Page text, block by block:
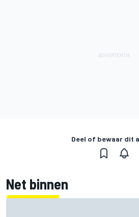
Deel of bewaar dit
Net binnen